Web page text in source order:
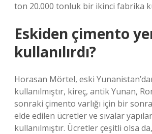
ton 20.000 tonluk bir ikinci fabrika
Eskiden çimento
kullanılırdı?
Horasan Mörtel, eski
kullanılmıştır, kireç, antik Yunan,
sonraki çimento varlığı için bir
elde edilen ücretler ve sıvalar
kullanılmıştır. Ücretler çeşitli olsa